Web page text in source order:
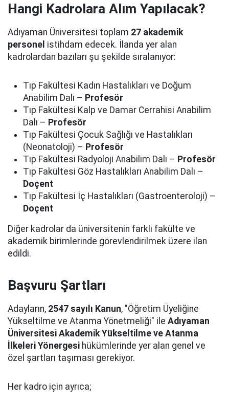
Hangi Kadrolara Alım Yapılacak?
Adıyaman Üniversitesi toplam 27 akademik
personel istihdam edecek. İlanda yer alan
kadrolardan bazıları şu şekilde sıralanıyor:
Tıp Fakültesi Kadın Hastalıkları ve Doğum
Anabilim Dalı – Profesör
Tıp Fakültesi Kalp ve Damar Cerrahisi Anabilim
Dalı – Profesör
Tıp Fakültesi Çocuk Sağlığı ve Hastalıkları
(Neonatoloji) – Profesör
Tıp Fakültesi Radyoloji Anabilim Dalı – Profesör
Tıp Fakültesi Göz Hastalıkları Anabilim Dalı –
Doçent
Tıp Fakültesi İç Hastalıkları (Gastroenteroloji) –
Doçent
Diğer kadrolar da üniversitenin farklı fakülte ve
akademik birimlerinde görevlendirilmek üzere ilan
edildi.
Başvuru Şartları
Adayların, 2547 sayılı Kanun, "Öğretim Üyeliğine
Yükseltilme ve Atanma Yönetmeliği" ile Adıyaman
Üniversitesi Akademik Yükseltilme ve Atanma
İlkeleri Yönergesi hükümlerinde yer alan genel ve
özel şartları taşıması gerekiyor.
Her kadro için ayrıca;